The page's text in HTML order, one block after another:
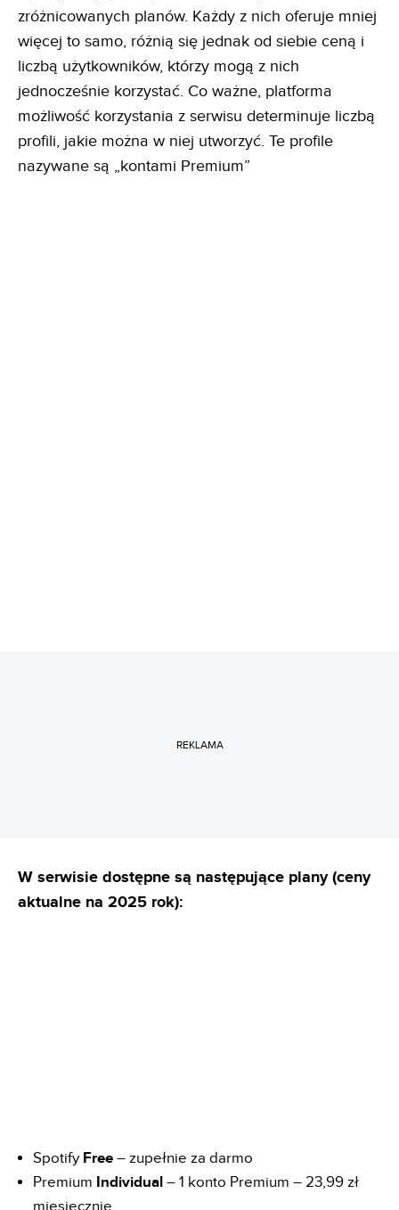
zróżnicowanych planów. Każdy z nich oferuje mniej
więcej to samo, różnią się jednak od siebie ceną i
liczbą użytkowników, którzy mogą z nich
jednocześnie korzystać. Co ważne, platforma
możliwość korzystania z serwisu determinuje liczbą
profili, jakie można w niej utworzyć. Te profile
nazywane są „kontami Premium”
REKLAMA
W serwisie dostępne są następujące plany (ceny
aktualne na 2025 rok):
Spotify Free – zupełnie za darmo
Premium Individual – 1 konto Premium – 23,99 zł
miesięcznie